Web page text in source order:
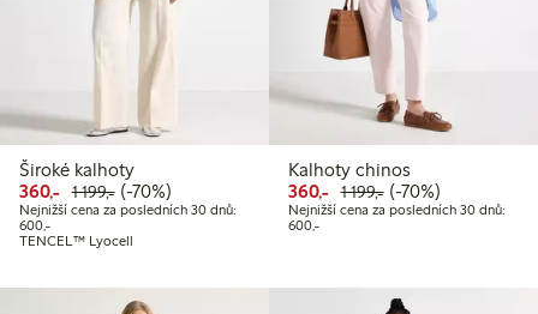
Široké kalhoty
360,- Snížená cena: 360,00 Kč
1 199,-Běžná cena: 1 199,00 Kč
70% sleva
(-70%)
Nejnižší cena za posledních 30 dnů:
600,-Nejnižší cena za posledních 30 dnů: 600,00 Kč
TENCEL™ Lyocell
Kalhoty chinos
360,- Snížená cena: 360,00 Kč
1 199,-Běžná cena: 1
70% sleva
(-70%)
Nejnižší cena za posledních 30 dnů:
600,-Nejnižší cena za posledních 30